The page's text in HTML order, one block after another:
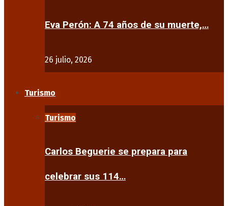
Eva Perón: A 74 años de su muerte,…
26 julio, 2026
Turismo
Turismo
Carlos Beguerie se prepara para
celebrar sus 114…